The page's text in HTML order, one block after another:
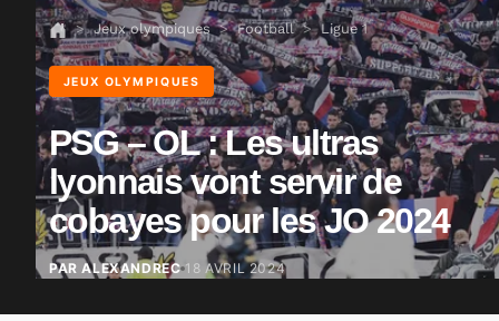
Jeux olympiques Football Ligue 1
JEUX OLYMPIQUES
PSG – OL : Les ultras
lyonnais vont servir de
cobayes pour les JO 2024
PAR ALEXANDREC 18 AVRIL 2024